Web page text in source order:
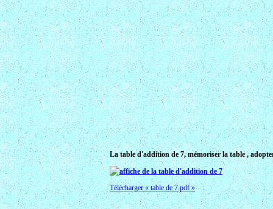
La table d'addition de 7, mémoriser la table ,
Télécharger « table de 7.pdf »